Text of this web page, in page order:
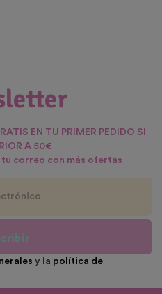
EN TU PRIMER PEDIDO SI
A 50€
tu correo con más ofertas
y la política de